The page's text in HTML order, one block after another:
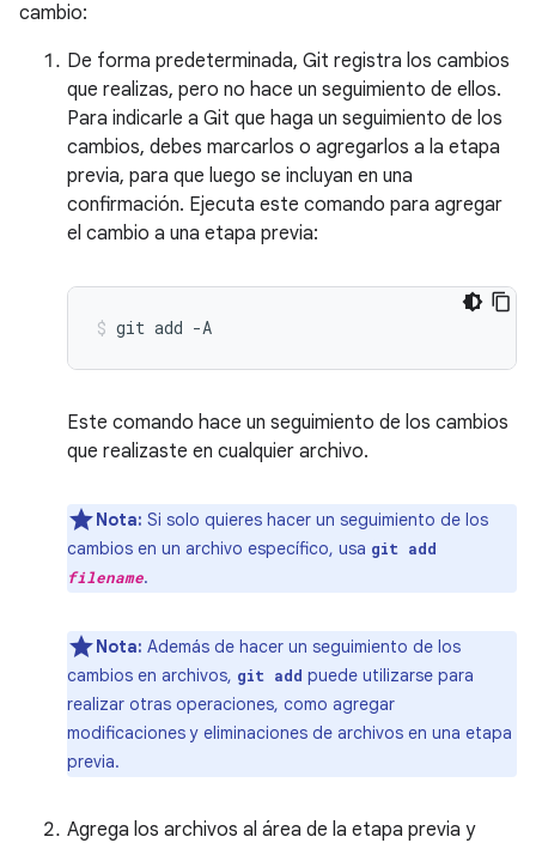
cambio:
De forma predeterminada, Git registra los cambios
que realizas, pero no hace un seguimiento de ellos.
Para indicarle a Git que haga un seguimiento de los
cambios, debes marcarlos o agregarlos a la etapa
previa, para que luego se incluyan en una
confirmación. Ejecuta este comando para agregar
el cambio a una etapa previa:
git add -A
Este comando hace un seguimiento de los cambios
que realizaste en cualquier archivo.
Nota: Si solo quieres hacer un seguimiento de los
cambios en un archivo específico, usa git add
filename.
Nota: Además de hacer un seguimiento de los
cambios en archivos, git add puede utilizarse para
realizar otras operaciones, como agregar
modificaciones y eliminaciones de archivos en una etapa
previa.
Agrega los archivos al área de la etapa previa y